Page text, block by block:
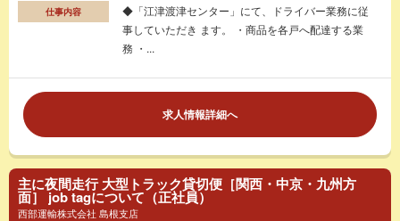
仕事内容
◆「江津渡津センター」にて、ドライバー業務に従
事していただき ます。 ・商品を各戸へ配達する業
務 ・...
求人情報詳細へ
主に夜間走行 大型トラック貸切便［関西・中京・九州方
面］ job tagについて（正社員）
西部運輸株式会社 島根支店